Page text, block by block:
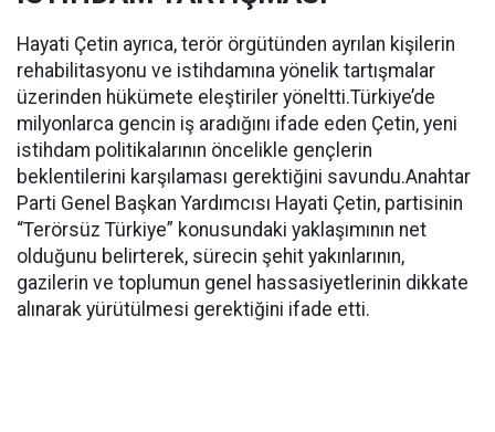
Hayati Çetin ayrıca, terör örgütünden ayrılan kişilerin
rehabilitasyonu ve istihdamına yönelik tartışmalar
üzerinden hükümete eleştiriler yöneltti.Türkiye’de
milyonlarca gencin iş aradığını ifade eden Çetin, yeni
istihdam politikalarının öncelikle gençlerin
beklentilerini karşılaması gerektiğini savundu.Anahtar
Parti Genel Başkan Yardımcısı Hayati Çetin, partisinin
“Terörsüz Türkiye” konusundaki yaklaşımının net
olduğunu belirterek, sürecin şehit yakınlarının,
gazilerin ve toplumun genel hassasiyetlerinin dikkate
alınarak yürütülmesi gerektiğini ifade etti.